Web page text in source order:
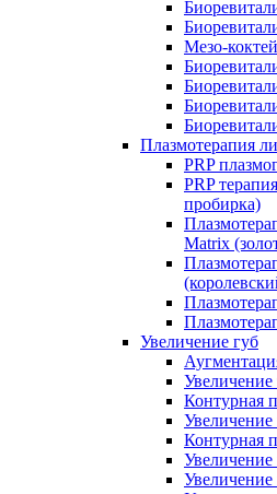
Мезо-
Плазмотерапия
PRP
PRP
пробирка)
Matrix
Увеличение губ
Увеличение
Контурная
Контурная
Увеличение